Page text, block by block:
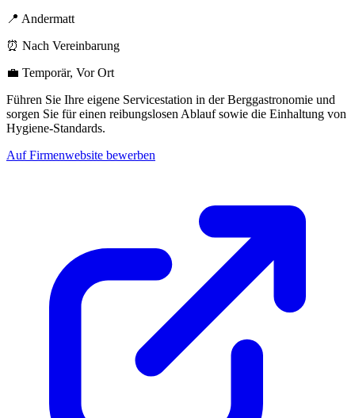
📍 Andermatt
⏰ Nach Vereinbarung
💼 Temporär, Vor Ort
Führen Sie Ihre eigene Servicestation in der Berggastronomie und
sorgen Sie für einen reibungslosen Ablauf sowie die Einhaltung von
Hygiene-Standards.
Auf Firmenwebsite bewerben